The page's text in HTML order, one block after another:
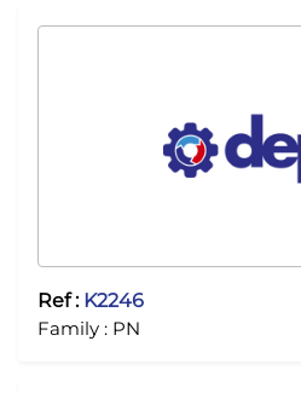
Ref : K2246
Family : PN